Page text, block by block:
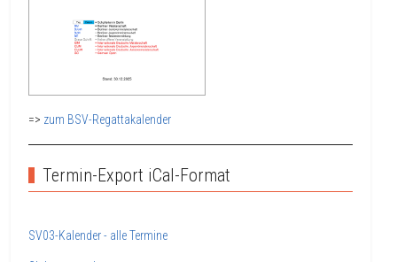
=> zum BSV-Regattakalender
Termin-Export iCal-Format
SV03-Kalender - alle Termine